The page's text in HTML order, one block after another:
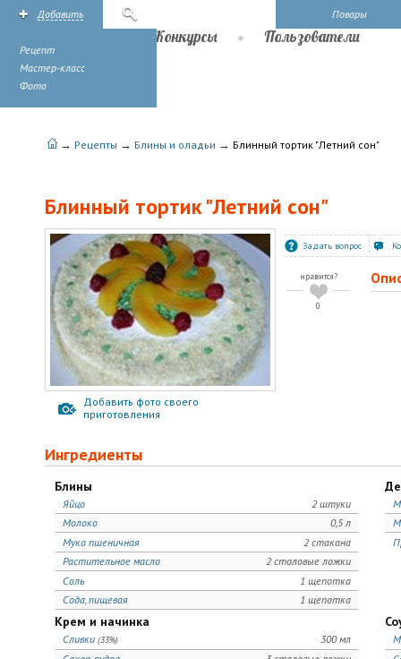
Повары
Добавить
Рецепт
Мастер-класс
Фото
Конкурсы Пользователи
→ Рецепты → Блины и оладьи → Блинный тортик "Летний сон"
Блинный тортик "Летний сон"
Добавить фото своего
приготовления
Задать вопрос
нравится?
0
Ингредиенты
Блины
2 штуки
Яйцо
0,5 л
Молоко
2 стакана
Мука пшеничная
2 столовые ложки
Растительное масло
1 щепотка
Соль
1 щепотка
Сода, пищевая
Крем и начинка
300 мл
Сливки (33%)